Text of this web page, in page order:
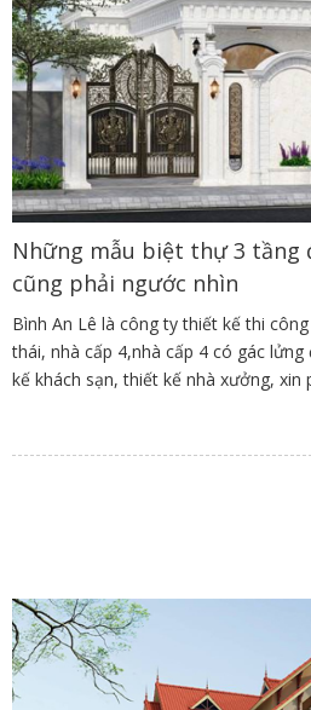
Công ty TNHH Tư Vấn-
Bình An
----------------- Biên Hòa,
Thiết kế Kiến trúc khi
Hơn 300 công trình
hiệnvàđang
Liên hệ để được
Chuyên tư vấn - Thiết kế
Nhà phố, biệt thự, văn
Địa chỉ:Trụ sở: Số 35/211,
Dài, TP.Biên Hoà,
Văn phòng làm việc
:
P.Trảng Dài, Biên
Những mẫu biệt thự 3 tầng
cũng phải ngước nhìn
Bình An Lê là công ty thiết kế thi
thái, nhà cấp 4,nhà cấp 4 có gác
kế khách sạn, thiết kế nhà xưởng, xin
trên địa bàn các tỉnh Đồng Nai, Bình